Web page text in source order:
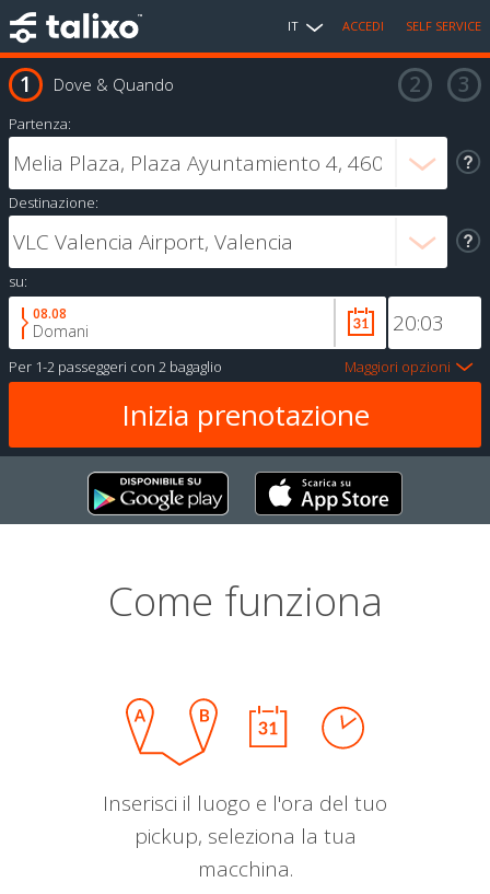
IT ACCEDI SELF SERVICE
Dove & Quando
Partenza:
Destinazione:
su:
08.08
Domani
Per 1-2 passeggeri con 2 bagaglio Maggiori opzioni
Come funziona
Inserisci il luogo e l'ora del tuo
pickup, seleziona la tua
macchina.